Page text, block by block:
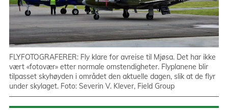
FLYFOTOGRAFERER: Fly klare for avreise til Mjøsa. Det har ikke
vært «fotovær» etter normale omstendigheter. Flyplanene blir
tilpasset skyhøyden i området den aktuelle dagen, slik at de flyr
under skylaget. Foto: Severin V. Klever, Field Group